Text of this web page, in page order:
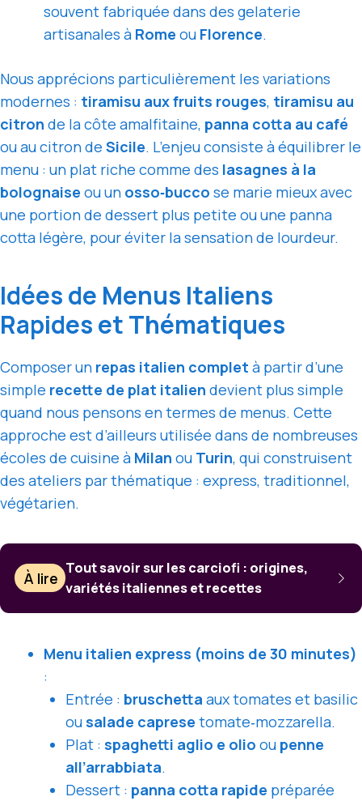
souvent fabriquée dans des gelaterie
artisanales à Rome ou Florence.
Nous apprécions particulièrement les variations
modernes : tiramisu aux fruits rouges, tiramisu au
citron de la côte amalfitaine, panna cotta au café
ou au citron de Sicile. L’enjeu consiste à équilibrer le
menu : un plat riche comme des lasagnes à la
bolognaise ou un osso‑bucco se marie mieux avec
une portion de dessert plus petite ou une panna
cotta légère, pour éviter la sensation de lourdeur.
Idées de Menus Italiens
Rapides et Thématiques
Composer un repas italien complet à partir d’une
simple recette de plat italien devient plus simple
quand nous pensons en termes de menus. Cette
approche est d’ailleurs utilisée dans de nombreuses
écoles de cuisine à Milan ou Turin, qui construisent
des ateliers par thématique : express, traditionnel,
végétarien.
À lire
Tout savoir sur les carciofi : origines,
variétés italiennes et recettes
Menu italien express (moins de 30 minutes)
:
Entrée : bruschetta aux tomates et basilic
ou salade caprese tomate‑mozzarella.
Plat : spaghetti aglio e olio ou penne
all’arrabbiata.
Dessert : panna cotta rapide préparée